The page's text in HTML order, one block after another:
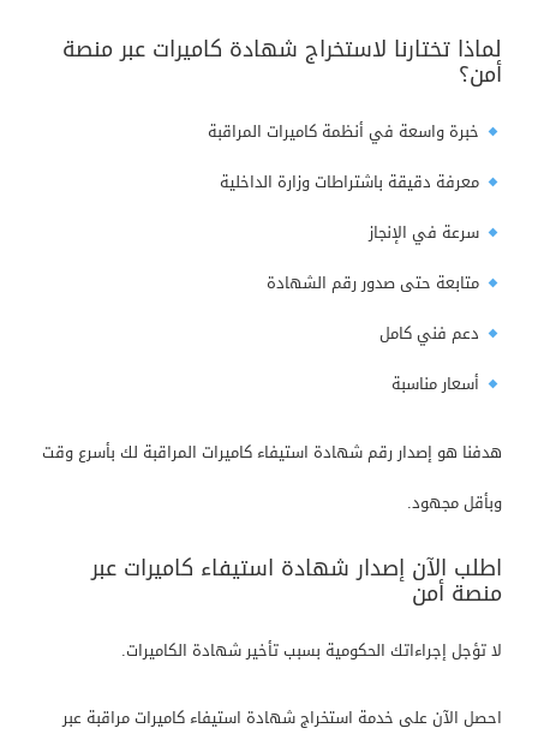
لماذا تختارنا لاستخراج شهادة كاميرات عبر منصة
أمن؟
خبرة واسعة في أنظمة كاميرات المراقبة
معرفة دقيقة باشتراطات وزارة الداخلية
سرعة في الإنجاز
متابعة حتى صدور رقم الشهادة
دعم فني كامل
أسعار مناسبة
هدفنا هو إصدار رقم شهادة استيفاء كاميرات المراقبة لك بأسرع وقت
وبأقل مجهود.
اطلب الآن إصدار شهادة استيفاء كاميرات عبر
منصة أمن
لا تؤجل إجراءاتك الحكومية بسبب تأخير شهادة الكاميرات.
احصل الآن على خدمة استخراج شهادة استيفاء كاميرات مراقبة عبر